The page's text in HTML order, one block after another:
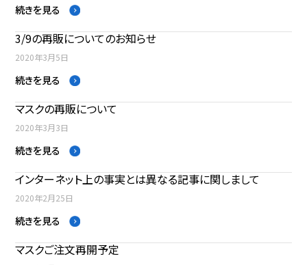
続きを見る
3/9の再販についてのお知らせ
2020年3月5日
続きを見る
マスクの再販について
2020年3月3日
続きを見る
インターネット上の事実とは異なる記事に関しまして
2020年2月25日
続きを見る
マスクご注文再開予定